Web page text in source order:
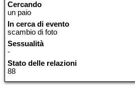
Cercando
un paio
In cerca di evento
scambio di foto
Sessualità
-
Stato delle relazioni
88